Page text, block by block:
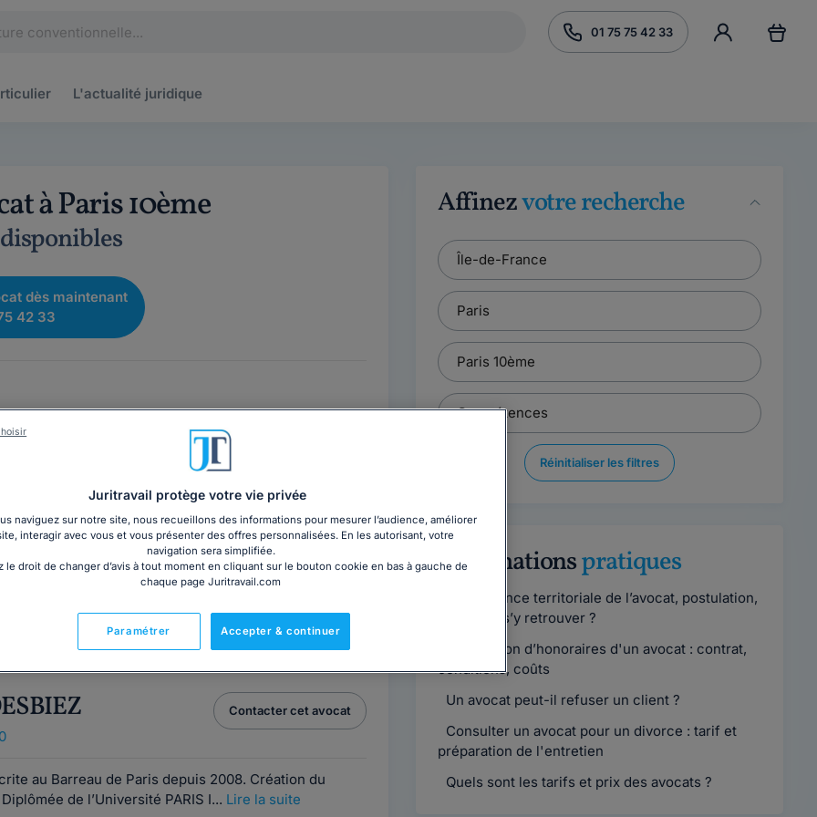
01 75 75 42 33
L'actualité juridique
à Paris 10ème
dès maintenant
42 33
sur l’annuaire Juritravail Avocats sont disponibles
par téléphone ou rendez-vous en cabinet sur
par compétences pour afficher de meilleurs
Contacter cet avocat
du sport et avocat inscrit au Barreau de Paris
sur tout type de...
Lire la suite
Contacter cet avocat
au Barreau de Paris depuis 2008. Création du
de l’Université PARIS I... Lire la suite
Affinezvotre recherche
Réinitialiser les filtres
Informationspratiques
Compétence territoriale de l’avocat, postulation,
comment s’y retrouver ?
Convention d’honoraires d'un avocat : contrat,
conditions, coûts
Un avocat peut-il refuser un client ?
Consulter un avocat pour un divorce : tarif et
préparation de l'entretien
Quels sont les tarifs et prix des avocats ?
Juritravail protège votre vie privée
naviguez sur notre site, nous recueillons des informations pour mesurer l’audience, améliorer
interagir avec vous et vous présenter des offres personnalisées. En les autorisant, votre
navigation sera simplifiée.
le droit de changer d’avis à tout moment en cliquant sur le bouton cookie en bas à gauche de
chaque page Juritravail.com
Accepter & continuer
Paramétrer